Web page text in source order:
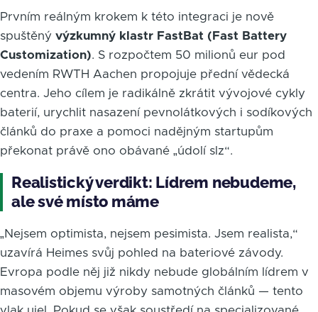
Prvním reálným krokem k této integraci je nově
spuštěný výzkumný klastr FastBat (Fast Battery
Customization). S rozpočtem 50 milionů eur pod
vedením RWTH Aachen propojuje přední vědecká
centra. Jeho cílem je radikálně zkrátit vývojové cykly
baterií, urychlit nasazení pevnolátkových i sodíkových
článků do praxe a pomoci nadějným startupům
překonat právě ono obávané „údolí slz“.
Realistický verdikt: Lídrem nebudeme,
ale své místo máme
„Nejsem optimista, nejsem pesimista. Jsem realista,“
uzavírá Heimes svůj pohled na bateriové závody.
Evropa podle něj již nikdy nebude globálním lídrem v
masovém objemu výroby samotných článků — tento